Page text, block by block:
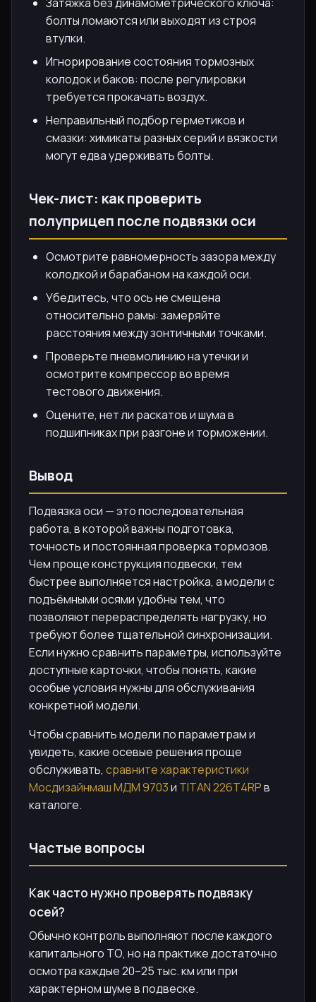
болты ломаются или выходят из строя
втулки.
Игнорирование состояния тормозных
колодок и баков: после регулировки
требуется прокачать воздух.
Неправильный подбор герметиков и
смазки: химикаты разных серий и вязкости
могут едва удерживать болты.
Чек-лист: как проверить
полуприцеп после подвязки оси
Осмотрите равномерность зазора между
колодкой и барабаном на каждой оси.
Убедитесь, что ось не смещена
относительно рамы: замеряйте
расстояния между зонтичными точками.
Проверьте пневмолинию на утечки и
осмотрите компрессор во время
тестового движения.
Оцените, нет ли раскатов и шума в
подшипниках при разгоне и торможении.
Вывод
Подвязка оси — это последовательная
работа, в которой важны подготовка,
точность и постоянная проверка тормозов.
Чем проще конструкция подвески, тем
быстрее выполняется настройка, а модели с
подъёмными осями удобны тем, что
позволяют перераспределять нагрузку, но
требуют более тщательной синхронизации.
Если нужно сравнить параметры, используйте
доступные карточки, чтобы понять, какие
особые условия нужны для обслуживания
конкретной модели.
Чтобы сравнить модели по параметрам и
увидеть, какие осевые решения проще
обслуживать, сравните характеристики
Мосдизайнмаш МДМ 9703и TITAN 226T4RPв
каталоге.
Частые вопросы
Как часто нужно проверять подвязку
осей?
Обычно контроль выполняют после каждого
капитального ТО, но на практике достаточно
осмотра каждые 20–25 тыс. км или при
характерном шуме в подвеске.